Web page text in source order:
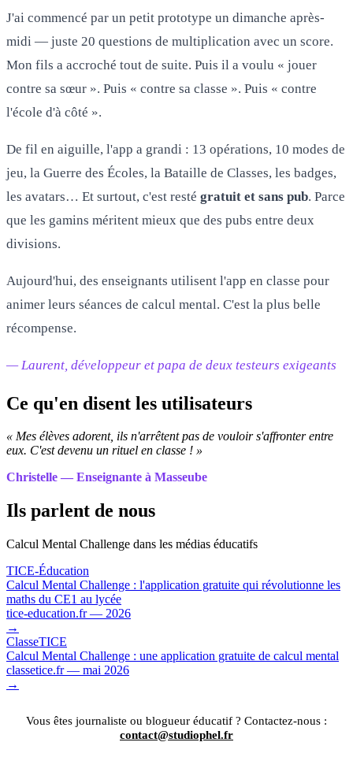
J'ai commencé par un petit prototype un dimanche après-
midi — juste 20 questions de multiplication avec un score.
Mon fils a accroché tout de suite. Puis il a voulu « jouer
contre sa sœur ». Puis « contre sa classe ». Puis « contre
l'école d'à côté ».
De fil en aiguille, l'app a grandi : 13 opérations, 10 modes de
jeu, la Guerre des Écoles, la Bataille de Classes, les badges,
les avatars… Et surtout, c'est resté gratuit et sans pub. Parce
que les gamins méritent mieux que des pubs entre deux
divisions.
Aujourd'hui, des enseignants utilisent l'app en classe pour
animer leurs séances de calcul mental. C'est la plus belle
récompense.
— Laurent, développeur et papa de deux testeurs exigeants
Ce qu'en disent les utilisateurs
« Mes élèves adorent, ils n'arrêtent pas de vouloir s'affronter entre
eux. C'est devenu un rituel en classe ! »
Christelle — Enseignante à Masseube
Ils parlent de nous
Calcul Mental Challenge dans les médias éducatifs
TICE-Éducation
Calcul Mental Challenge : l'application gratuite qui révolutionne les
maths du CE1 au lycée
tice-education.fr — 2026
→
ClasseTICE
Calcul Mental Challenge : une application gratuite de calcul mental
classetice.fr — mai 2026
→
Vous êtes journaliste ou blogueur éducatif ? Contactez-nous :
contact@studiophel.fr